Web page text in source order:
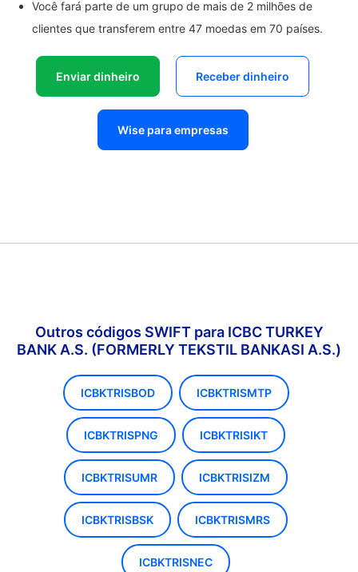
Você fará parte de um grupo de mais de 2 milhões de
clientes que transferem entre 47 moedas em 70 países.
Enviar dinheiro Receber dinheiro
Wise para empresas
Outros códigos SWIFT para ICBC TURKEY
BANK A.S. (FORMERLY TEKSTIL BANKASI A.S.)
ICBKTRISBOD ICBKTRISMTP
ICBKTRISPNG ICBKTRISIKT
ICBKTRISUMR ICBKTRISIZM
ICBKTRISBSK ICBKTRISMRS
ICBKTRISNEC